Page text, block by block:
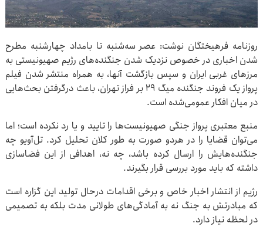
روزنامه فرهیختگان نوشت: عصر سه‌شنبه تا بامداد چهارشنبه مطرح
شدن اخباری در خصوص نزدیک شدن جنگنده‌های رژیم صهیونیستی به
مرزهای غربی ایران و سپس بازگشت آنها، به همراه منتشر شدن فیلم
پرواز یک فروند جنگنده میگ ۲۹ بر فراز تهران، باعث درگرفتن بحث‌هایی
در میان افکار عمومی‌شده است.
منبع معتبری پرواز جنگی صهیونیست‌ها را تایید و یا رد نکرده است؛ اما
می‌توان قضایا را در هردو صورت به طور کلان تحلیل کرد. تل‌آویو چه
جنگنده‌هایش را ارسال کرده باشد، چه نه، اهدافی از این فضاسازی
داشته که باید مورد بررسی قرار بگیرند.
رژیم از انتشار اخبار خاص و برخی اقدامات درحال تولید این گزاره است
که مبادرتش به جنگ نه به آمادگی‌های طولانی مدت بلکه به تصمیمی
در لحظه نیاز دارد.